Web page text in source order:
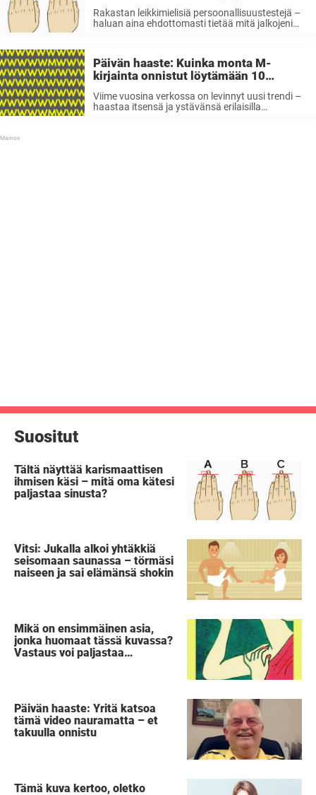
Rakastan leikkimielisiä persoonallisuustestejä –
haluan aina ehdottomasti tietää mitä jalkojeni
hyvä ottaa huumorilla, ovat ne mielestäni
erinomaista ajanvietettä, joita varsinkin on ...
Päivän haaste: Kuinka monta M-
kirjainta onnistut löytämään 10
Viime vuosina verkossa on levinnyt uusi trendi –
haastaa itsensä ja ystävänsä erilaisilla
Suositut
Tältä näyttää karismaattisen
ihmisen käsi – mitä oma kätesi
paljastaa sinusta?
Vitsi: Jukalla alkoi yhtäkkiä
seisomaan saunassa – törmäsi
naiseen ja sai elämänsä shokin
Mikä on ensimmäinen asia,
jonka huomaat tässä kuvassa?
Vastaus voi paljastaa
Päivän haaste: Yritä katsoa
tämä video nauramatta – et
takuulla onnistu
Tämä kuva kertoo, oletko